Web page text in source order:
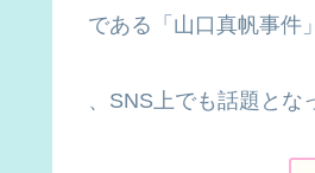
である「山口真帆事件
、SNS上でも話題とな